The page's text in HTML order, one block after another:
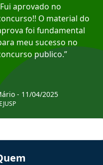
depoimento
aprovado no
O material do
foi fundamental
meu sucesso no
publico.”
- 11/04/2025
Henrique recomenda o